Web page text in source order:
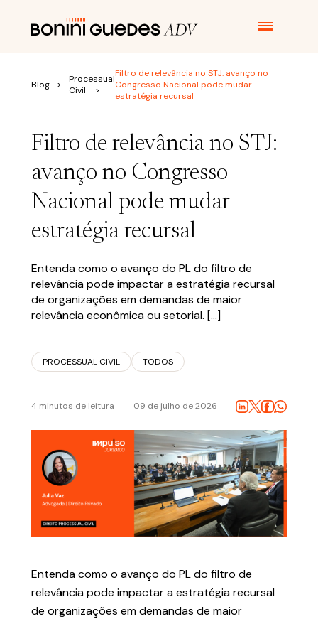
O ESCRITÓRIO
ÁREAS DE ATUAÇÃO
JUNTE-SE A NÓS
E-BOOKS
FALE CONOSCO
Política de Privacidade
Blog
Processual
Civil
Filtro de relevância no STJ: avanço no
Congresso Nacional pode mudar
estratégia recursal
Filtro de relevância no STJ:
avanço no Congresso
Nacional pode mudar
estratégia recursal
Entenda como o avanço do PL do filtro de
relevância pode impactar a estratégia recursal
de organizações em demandas de maior
relevância econômica ou setorial. […]
PROCESSUAL CIVIL TODOS
4 minutos de leitura 09 de julho de 2026
Entenda como o avanço do PL do filtro de
relevância pode impactar a estratégia recursal
de organizações em demandas de maior